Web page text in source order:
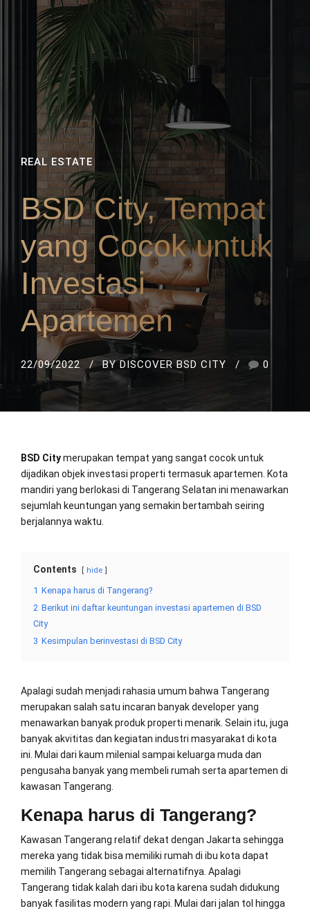
REAL ESTATE
BSD City, Tempat
yang Cocok untuk
Investasi
Apartemen
22/09/2022 BY DISCOVER BSD CITY 0
BSD Citymerupakan tempat yang sangat cocok untuk
dijadikan objek investasi properti termasuk apartemen. Kota
mandiri yang berlokasi di Tangerang Selatan ini menawarkan
sejumlah keuntungan yang semakin bertambah seiring
berjalannya waktu.
Contents hide
1 Kenapa harus di Tangerang?
2 Berikut ini daftar keuntungan investasi apartemen di BSD
City
3 Kesimpulan berinvestasi di BSD City
Apalagi sudah menjadi rahasia umum bahwa Tangerang
merupakan salah satu incaran banyak developer yang
menawarkan banyak produk properti menarik. Selain itu, juga
banyak akvititas dan kegiatan industri masyarakat di kota
ini. Mulai dari kaum milenial sampai keluarga muda dan
pengusaha banyak yang membeli rumah serta apartemen di
kawasan Tangerang.
Kenapa harus di Tangerang?
Kawasan Tangerang relatif dekat dengan Jakarta sehingga
mereka yang tidak bisa memiliki rumah di ibu kota dapat
memilih Tangerang sebagai alternatifnya. Apalagi
Tangerang tidak kalah dari ibu kota karena sudah didukung
banyak fasilitas modern yang rapi. Mulai dari jalan tol hingga